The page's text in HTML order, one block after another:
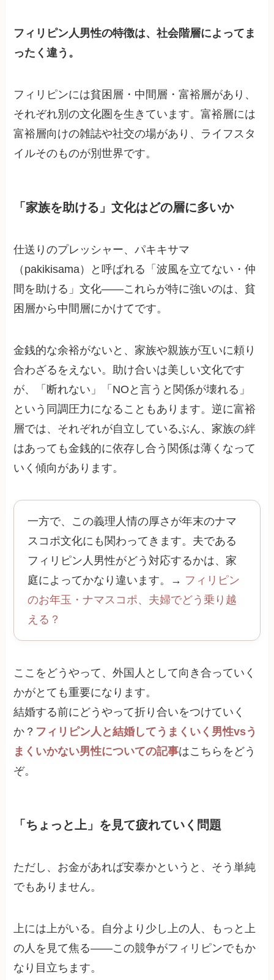
フィリピン人男性の特徴は、社会階層によってま
ったく違う。
フィリピンには貧困層・中間層・富裕層があり、
それぞれ別の文化圏を生きています。富裕層には
富裕層向けの雑誌や社交の場があり、ライフスタ
イルそのものが別世界です。
「家族を助ける」文化はどの層に多いか
仕送りのプレッシャー、パキキサマ
（pakikisama）と呼ばれる「波風を立てない・仲
間を助ける」文化——これらが特に強いのは、貧
困層から中間層にかけてです。
金銭的な余裕がないと、家族や親族が互いに頼り
合わざるをえない。助け合いは美しい文化です
が、「断れない」「NOと言うと関係が壊れる」
という同調圧力になることもあります。逆に富裕
層では、それぞれが自立しているぶん、家族の絆
はあっても金銭的に依存し合う関係は薄くなって
いく傾向があります。
一方で、この義理人情の厚さが年末のナマ
スコポ文化にも関わってきます。夫である
フィリピン人男性がどう対応するかは、家
庭によってかなり違います。→ フィリピン
のお年玉・ナマスコポ、夫婦でどう乗り越
える？
ここをどうやって、外国人として向き合っていく
かがとても重要になります。
結婚する前にどうやって折り合いをつけていく
か？ フィリピン人と結婚してうまくいく男性vsう
まくいかない男性についての記事はこちらをどう
ぞ。
「ちょっと上」を見て疲れていく問題
ただし、お金があれば安泰かというと、そう単純
でもありません。
上には上がいる。自分より少し上の人、もっと上
の人を見て焦る——この競争がフィリピンでもか
なり目立ちます。